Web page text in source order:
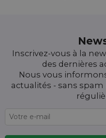
Inscrivez-vous à la
des dernières
Nous vous
actualités - sans spam